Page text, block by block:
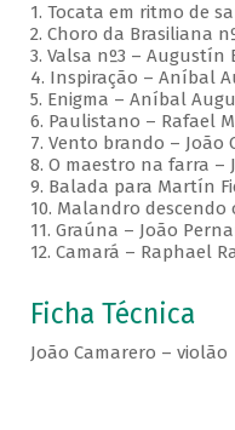
1. Tocata em ritmo de
2. Choro da Brasiliana
3. Valsa nº3 – Augustín
4. Inspiração – Aníbal
5. Enigma – Aníbal
6. Paulistano – Rafael
7. Vento brando – João
8. O maestro na farra –
9. Balada para Martín
10. Malandro descendo
11. Graúna – João
12. Camará – Raphael
Ficha Técnica
João Camarero – violão